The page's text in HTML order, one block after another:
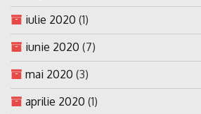
iulie 2020 (1)
iunie 2020 (7)
mai 2020 (3)
aprilie 2020 (1)